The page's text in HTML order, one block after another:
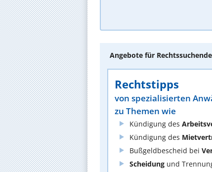
Angebote für Rechtssuchende
Rechtstipps
von spezialisierten
zu Themen wie
Kündigung des
Kündigung des
Bußgeldbescheid bei
Scheidung und